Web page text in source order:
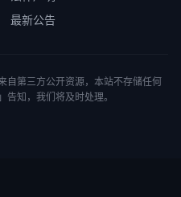
最新公告
自第三方公开资源，本站不存储任何
知，我们将及时处理。